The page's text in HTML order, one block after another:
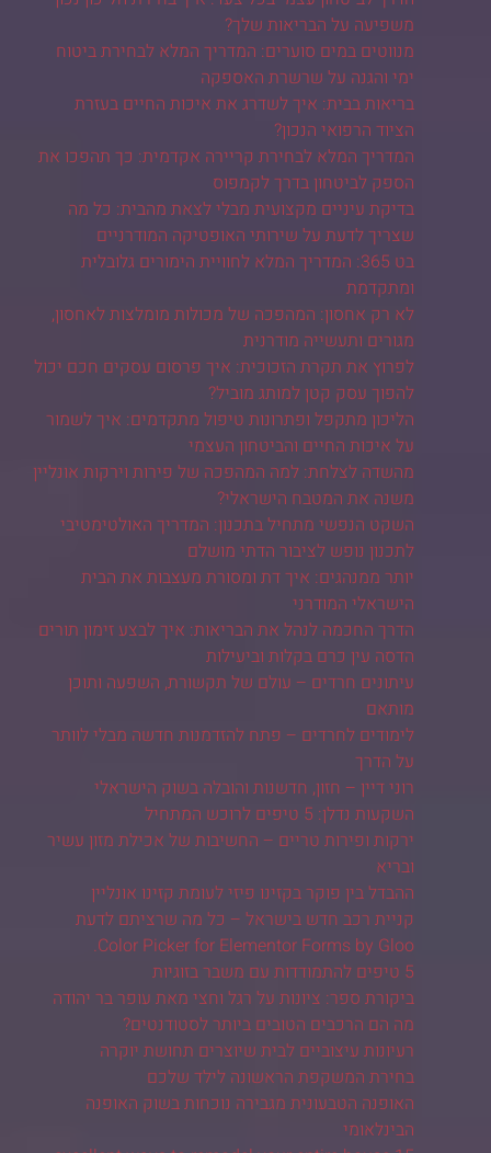
משפיעה על הבריאות שלך?
מנווטים במים סוערים: המדריך המלא לבחירת ביטוח
ימי והגנה על שרשרת האספקה
בריאות בבית: איך לשדרג את איכות החיים בעזרת
הציוד הרפואי הנכון?
המדריך המלא לבחירת קריירה אקדמית: כך תהפכו את
הספק לביטחון בדרך לקמפוס
בדיקת עיניים מקצועית מבלי לצאת מהבית: כל מה
שצריך לדעת על שירותי האופטיקה המודרניים
בט 365: המדריך המלא לחוויית הימורים גלובלית
ומתקדמת
לא רק אחסון: המהפכה של מכולות מומלצות לאחסון,
מגורים ותעשייה מודרנית
לפרוץ את תקרת הזכוכית: איך פרסום עסקים חכם יכול
להפוך עסק קטן למותג מוביל?
הליכון מתקפל ופתרונות טיפול מתקדמים: איך לשמור
על איכות החיים והביטחון העצמי
מהשדה לצלחת: למה המהפכה של פירות וירקות אונליין
משנה את המטבח הישראלי?
השקט הנפשי מתחיל בתכנון: המדריך האולטימטיבי
לתכנון נופש לציבור הדתי מושלם
יותר ממנהגים: איך דת ומסורת מעצבות את הבית
הישראלי המודרני
הדרך החכמה לנהל את הבריאות: איך לבצע זימון תורים
הדסה עין כרם בקלות וביעילות
עיתונים חרדים – עולם של תקשורת, השפעה ותוכן
מותאם
לימודים לחרדים – פתח להזדמנות חדשה מבלי לוותר
על הדרך
רוני דיין – חזון, חדשנות והובלה בשוק הישראלי
השקעות נדלן: 5 טיפים לרוכש המתחיל
ירקות ופירות טריים – החשיבות של אכילת מזון עשיר
ובריא
ההבדל בין פוקר בקזינו פיזי לעומת קזינו אונליין
קניית רכב חדש בישראל – כל מה שרציתם לדעת
Color Picker for Elementor Forms by Gloo.
5 טיפים להתמודדות עם משבר בזוגיות
ביקורת ספר: ציונות על רגל וחצי מאת עופר בר יהודה
מה הם הרכבים הטובים ביותר לסטודנטים?
רעיונות עיצוביים לבית שיוצרים תחושת יוקרה
בחירת המשקפת הראשונה לילד שלכם
האופנה הטבעונית מגבירה נוכחות בשוק האופנה
הבינלאומי